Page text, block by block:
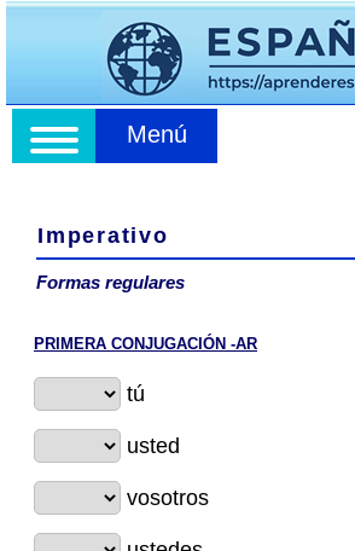
Menú
Imperativo
Formas regulares
PRIMERA CONJUGACIÓN -AR
tú
usted
vosotros